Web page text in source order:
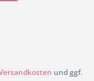
und ggf.